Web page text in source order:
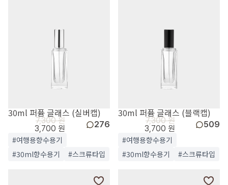
30ml 퍼퓸 글래스 (실버캡)
7,300 원
3,700 원
276
#여행용향수용기
#30ml향수용기
#스크류타입
30ml 퍼퓸 글래스 (블랙캡)
7,300 원
3,700 원
509
#여행용향수용기
#30ml향수용기
#스크류타입